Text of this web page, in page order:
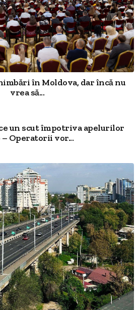
în Moldova, dar încă nu
vrea să...
un scut împotriva apelurilor
– Operatorii vor...